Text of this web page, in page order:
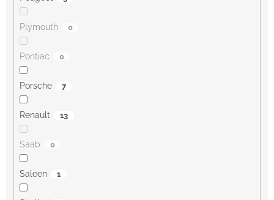
Plymouth 0
Pontiac 0
Porsche 7
Renault 13
Saab 0
Saleen 1